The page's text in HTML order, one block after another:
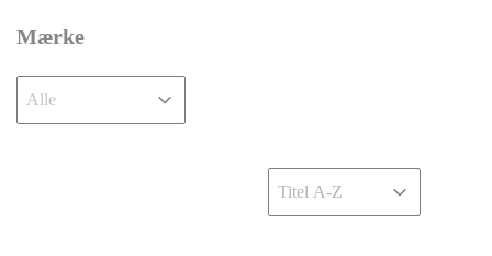
Mærke
Mærke
Sort